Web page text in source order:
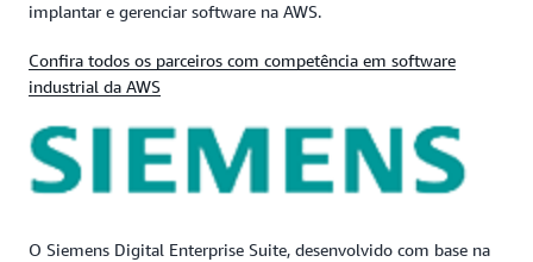
implantar e gerenciar software na AWS.
Confira todos os parceiros com competência em software
industrial da AWS
O Siemens Digital Enterprise Suite, desenvolvido com base na